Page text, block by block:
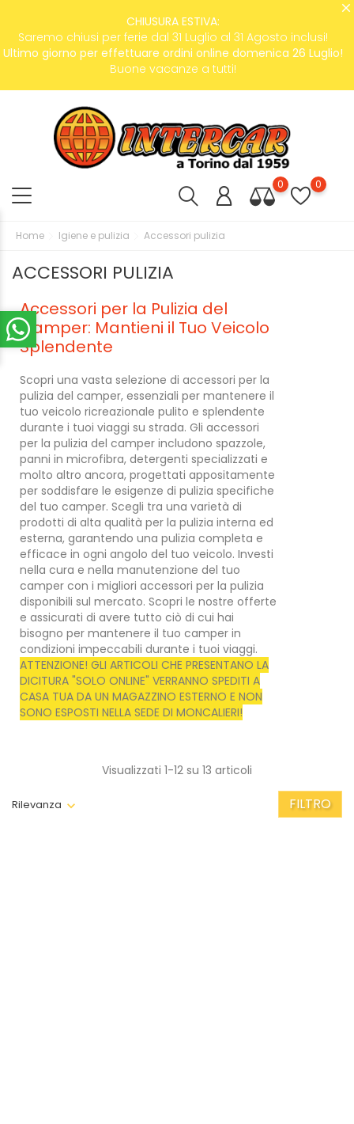
CHIUSURA ESTIVA:
Saremo chiusi per ferie dal 31 Luglio al 31 Agosto inclusi!
Ultimo giorno per effettuare ordini online domenica 26 Luglio!
Buone vacanze a tutti!
0 0
Home Igiene e pulizia Accessori pulizia
ACCESSORI PULIZIA
Accessori per la Pulizia del
Camper: Mantieni il Tuo Veicolo
Splendente
Scopri una vasta selezione di accessori per la
pulizia del camper, essenziali per mantenere il
tuo veicolo ricreazionale pulito e splendente
durante i tuoi viaggi su strada. Gli accessori
per la pulizia del camper includono spazzole,
panni in microfibra, detergenti specializzati e
molto altro ancora, progettati appositamente
per soddisfare le esigenze di pulizia specifiche
del tuo camper. Scegli tra una varietà di
prodotti di alta qualità per la pulizia interna ed
esterna, garantendo una pulizia completa e
efficace in ogni angolo del tuo veicolo. Investi
nella cura e nella manutenzione del tuo
camper con i migliori accessori per la pulizia
disponibili sul mercato. Scopri le nostre offerte
e assicurati di avere tutto ciò di cui hai
bisogno per mantenere il tuo camper in
condizioni impeccabili durante i tuoi viaggi.
ATTENZIONE! GLI ARTICOLI CHE PRESENTANO LA
DICITURA "SOLO ONLINE" VERRANNO SPEDITI A
CASA TUA DA UN MAGAZZINO ESTERNO E NON
SONO ESPOSTI NELLA SEDE DI MONCALIERI!
Rilevanza FILTRO
Visualizzati 1-12 su 13 articoli